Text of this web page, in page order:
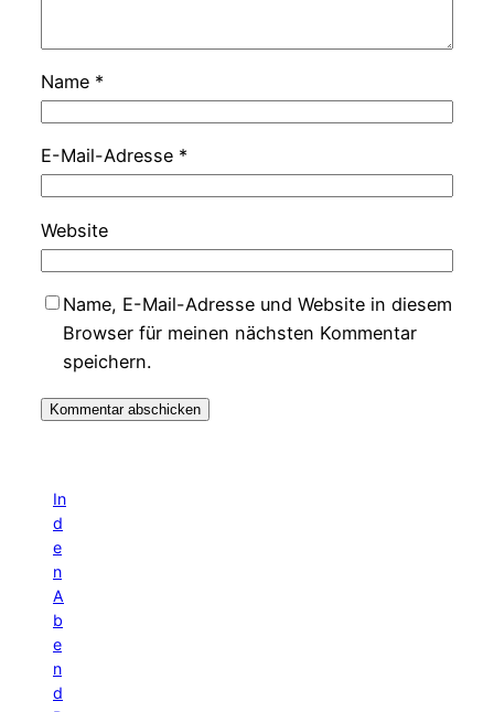
Name *
E-Mail-Adresse *
Website
Name, E-Mail-Adresse und Website in diesem
Browser für meinen nächsten Kommentar
speichern.
In
d
e
n
A
b
e
n
d